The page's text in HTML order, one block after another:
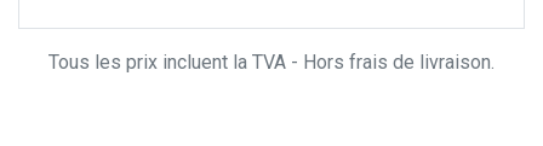
Tous les prix incluent la TVA - Hors frais de livraison.